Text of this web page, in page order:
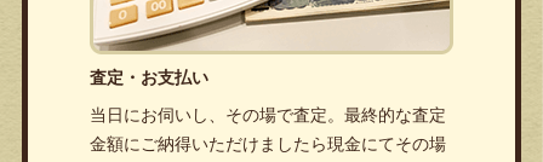
査定・お支払い
当日にお伺いし、その場で査定。最終的な査定
金額にご納得いただけましたら現金にてその場